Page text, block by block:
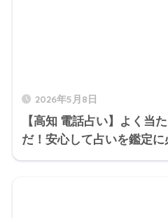
2026年5月8日
【高知 電話占い】よく当
だ！安心して占いを鑑定に